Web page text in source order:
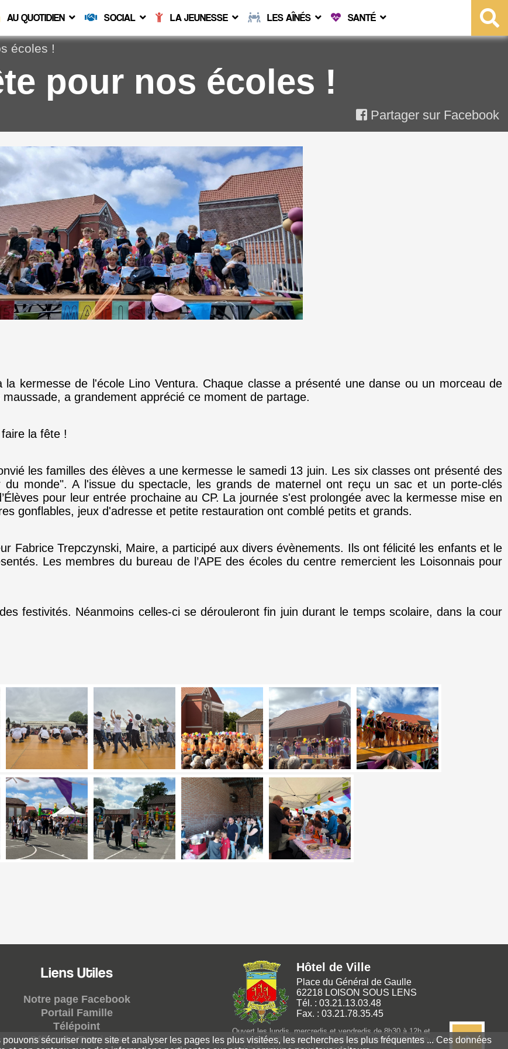
AU QUOTIDIEN SOCIAL LA JEUNESSE LES AÎNÉS SANTÉ
écoles !
pour nos écoles !
Partager sur Facebook
kermesse de l'école Lino Ventura. Chaque classe a présenté une danse ou un morceau de
a grandement apprécié ce moment de partage.
la fête !
les familles des élèves a une kermesse le samedi 13 juin. Les six classes ont présenté des
monde". A l'issue du spectacle, les grands de maternel ont reçu un sac et un porte-clés
pour leur entrée prochaine au CP. La journée s'est prolongée avec la kermesse mise en
gonflables, jeux d'adresse et petite restauration ont comblé petits et grands.
Fabrice Trepczynski, Maire, a participé aux divers évènements. Ils ont félicité les enfants et le
Les membres du bureau de l’APE des écoles du centre remercient les Loisonnais pour
festivités. Néanmoins celles-ci se dérouleront fin juin durant le temps scolaire, dans la cour
Liens Utiles
Notre page Facebook
Portail Famille
Télépoint
Office du Tourisme
Hôtel de Ville
Place du Général de Gaulle
62218 LOISON SOUS LENS
Tél. : 03.21.13.03.48
Fax. : 03.21.78.35.45
Ouvert les lundis, mercredis et vendredis de 8h30 à 12h et
de 13h30 à 17h. Ouvert les mardis et jeudis de 8h30 à 12h et
sécuriser notre site et analyser les pages les plus visitées, les recherches les plus fréquentes ... Ces données